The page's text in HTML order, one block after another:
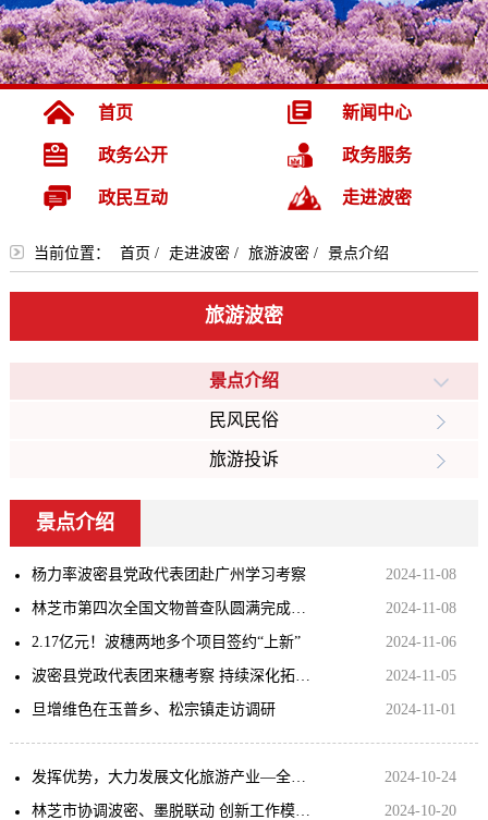
首页 新闻中心
政务公开 政务服务
政民互动 走进波密
当前位置： 首页 / 走进波密/ 旅游波密/ 景点介绍
旅游波密
景点介绍
民风民俗
旅游投诉
景点介绍
杨力率波密县党政代表团赴广州学习考察 2024-11-08
林芝市第四次全国文物普查队圆满完成波密县实地调查工作 2024-11-08
2.17亿元！波穗两地多个项目签约“上新” 2024-11-06
波密县党政代表团来穗考察 持续深化拓展 强化高效协作 携手推动对口支援工作走在前列 郭永航与杨力一行座谈交流 2024-11-05
旦增维色在玉普乡、松宗镇走访调研 2024-11-01
发挥优势，大力发展文化旅游产业—全区文化旅游产业发展大会侧记 2024-10-24
林芝市协调波密、墨脱联动 创新工作模式 创建旅游名县 2024-10-20